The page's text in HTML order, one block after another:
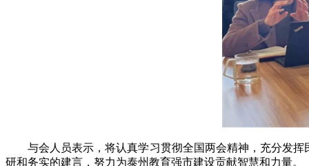
与会人员表示，将认真学习贯彻全国两会精神，充分发
研和务实的建言，努力为泰州教育强市建设贡献智慧和力量。